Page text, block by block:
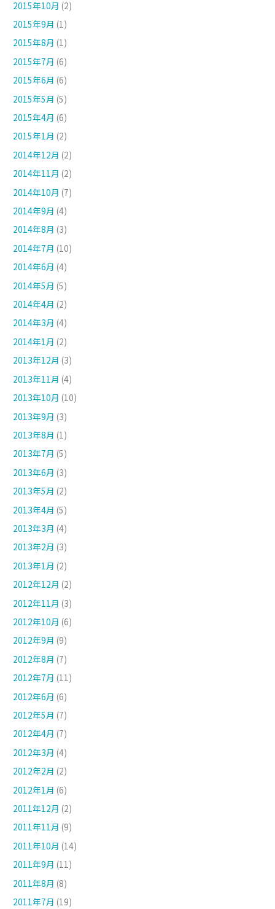
2015年10月 (2)
2015年9月 (1)
2015年8月 (1)
2015年7月 (6)
2015年6月 (6)
2015年5月 (5)
2015年4月 (6)
2015年1月 (2)
2014年12月 (2)
2014年11月 (2)
2014年10月 (7)
2014年9月 (4)
2014年8月 (3)
2014年7月 (10)
2014年6月 (4)
2014年5月 (5)
2014年4月 (2)
2014年3月 (4)
2014年1月 (2)
2013年12月 (3)
2013年11月 (4)
2013年10月 (10)
2013年9月 (3)
2013年8月 (1)
2013年7月 (5)
2013年6月 (3)
2013年5月 (2)
2013年4月 (5)
2013年3月 (4)
2013年2月 (3)
2013年1月 (2)
2012年12月 (2)
2012年11月 (3)
2012年10月 (6)
2012年9月 (9)
2012年8月 (7)
2012年7月 (11)
2012年6月 (6)
2012年5月 (7)
2012年4月 (7)
2012年3月 (4)
2012年2月 (2)
2012年1月 (6)
2011年12月 (2)
2011年11月 (9)
2011年10月 (14)
2011年9月 (11)
2011年8月 (8)
2011年7月 (19)